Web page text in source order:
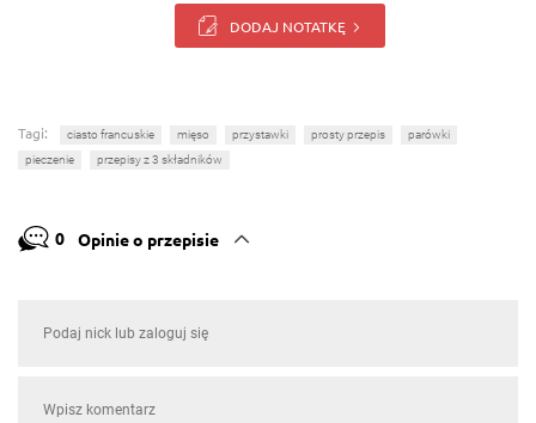
DODAJ NOTATKĘ
Tagi: ciasto francuskie mięso przystawki prosty przepis
parówki
pieczenie
przepisy z 3 składników
0 Opinie o przepisie